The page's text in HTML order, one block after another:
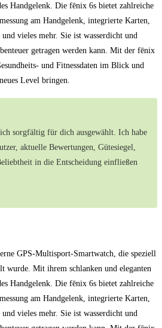
Handgelenk. Die fēnix 6s bietet zahlreiche
am Handgelenk, integrierte Karten,
vieles mehr. Sie ist wasserdicht und
getragen werden kann. Mit der fēnix
und Fitnessdaten im Blick und
Level bringen.
sorgfältig für dich‍ ausgewählt.⁢ Ich habe
aktuelle ⁤Bewertungen, Gütesiegel,
‍in⁢ die Entscheidung einfließen
GPS-Multisport-Smartwatch, die speziell
wurde. Mit ihrem schlanken und eleganten
Handgelenk. Die fēnix 6s bietet zahlreiche
am Handgelenk, integrierte Karten,
vieles mehr. Sie ist wasserdicht und